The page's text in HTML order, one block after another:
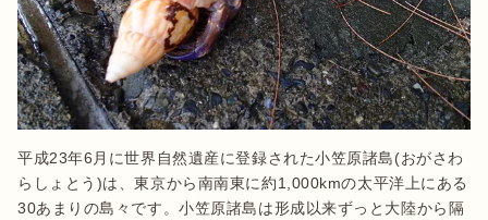
平成23年6月に世界自然遺産に登録された小笠原諸島(おがさわ
らしょとう)は、東京から南南東に約1,000kmの太平洋上にある
30あまりの島々です。小笠原諸島は形成以来ずっと大陸から隔